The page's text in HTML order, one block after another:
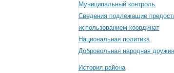
Муниципальный контроль
Сведения подлежащие
использованием координат
Национальная политика
Добровольная народная
История района